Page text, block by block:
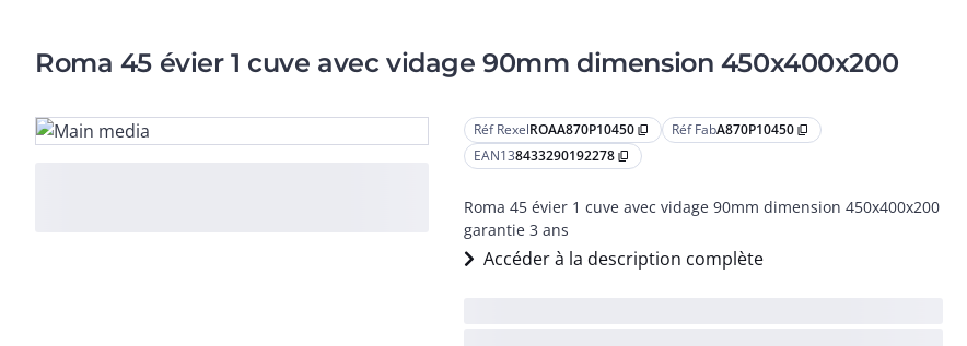
Roma 45 évier 1 cuve avec vidage 90mm dimension 450x400x200
Réf RexelROAA870P10450 content_copy Réf FabA870P10450 content_copy
EAN138433290192278 content_copy
Roma 45 évier 1 cuve avec vidage 90mm dimension 450x400x200
garantie 3 ans
Accéder à la description complète